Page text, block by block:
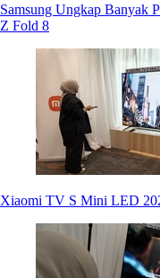
Samsung Ungkap Banyak
Z Fold 8
Xiaomi TV S Mini LED